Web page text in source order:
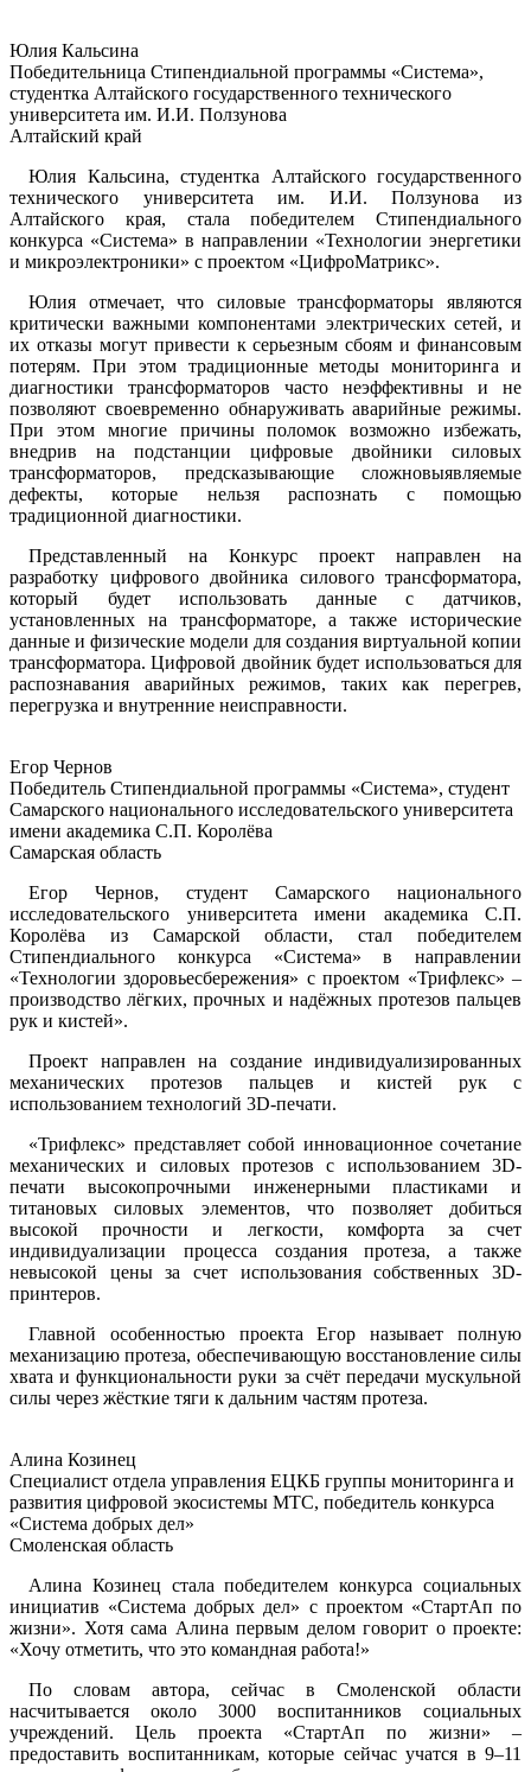
Юлия Кальсина
Победительница Стипендиальной программы «Система»,
студентка Алтайского государственного технического
университета им. И.И. Ползунова
Алтайский край
Юлия Кальсина, студентка Алтайского государственного
технического университета им. И.И. Ползунова из
Алтайского края, стала победителем Стипендиального
конкурса «Система» в направлении «Технологии энергетики
и микроэлектроники» с проектом «ЦифроМатрикс».
Юлия отмечает, что силовые трансформаторы являются
критически важными компонентами электрических сетей, и
их отказы могут привести к серьезным сбоям и финансовым
потерям. При этом традиционные методы мониторинга и
диагностики трансформаторов часто неэффективны и не
позволяют своевременно обнаруживать аварийные режимы.
При этом многие причины поломок возможно избежать,
внедрив на подстанции цифровые двойники силовых
трансформаторов, предсказывающие сложновыявляемые
дефекты, которые нельзя распознать с помощью
традиционной диагностики.
Представленный на Конкурс проект направлен на
разработку цифрового двойника силового трансформатора,
который будет использовать данные с датчиков,
установленных на трансформаторе, а также исторические
данные и физические модели для создания виртуальной копии
трансформатора. Цифровой двойник будет использоваться для
распознавания аварийных режимов, таких как перегрев,
перегрузка и внутренние неисправности.
Егор Чернов
Победитель Стипендиальной программы «Система», студент
Самарского национального исследовательского университета
имени академика С.П. Королёва
Самарская область
Егор Чернов, студент Самарского национального
исследовательского университета имени академика С.П.
Королёва из Самарской области, стал победителем
Стипендиального конкурса «Система» в направлении
«Технологии здоровьесбережения» с проектом «Трифлекс» –
производство лёгких, прочных и надёжных протезов пальцев
рук и кистей».
Проект направлен на создание индивидуализированных
механических протезов пальцев и кистей рук с
использованием технологий 3D-печати.
«Трифлекс» представляет собой инновационное сочетание
механических и силовых протезов с использованием 3D-
печати высокопрочными инженерными пластиками и
титановых силовых элементов, что позволяет добиться
высокой прочности и легкости, комфорта за счет
индивидуализации процесса создания протеза, а также
невысокой цены за счет использования собственных 3D-
принтеров.
Главной особенностью проекта Егор называет полную
механизацию протеза, обеспечивающую восстановление силы
хвата и функциональности руки за счёт передачи мускульной
силы через жёсткие тяги к дальним частям протеза.
Алина Козинец
Специалист отдела управления ЕЦКБ группы мониторинга и
развития цифровой экосистемы МТС, победитель конкурса
«Система добрых дел»
Смоленская область
Алина Козинец стала победителем конкурса социальных
инициатив «Система добрых дел» с проектом «СтартАп по
жизни». Хотя сама Алина первым делом говорит о проекте:
«Хочу отметить, что это командная работа!»
По словам автора, сейчас в Смоленской области
насчитывается около 3000 воспитанников социальных
учреждений. Цель проекта «СтартАп по жизни» –
предоставить воспитанникам, которые сейчас учатся в 9–11